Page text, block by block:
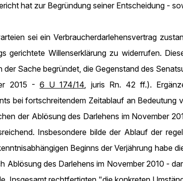
hat zur Begründung seiner Entscheidung -
sei ein Verbraucherdarlehensvertrag
gerichtete Willenserklärung zu widerrufen.
der Sache begründet, die Gegenstand des
2015 - 6 U 174/14, juris Rn. 42 ff.).
bei fortschreitendem Zeitablauf an Bedeutung
der Ablösung des Darlehens im November
Insbesondere bilde der Ablauf der
Beginns der Verjährung habe
Ablösung des Darlehens im November 2010 -